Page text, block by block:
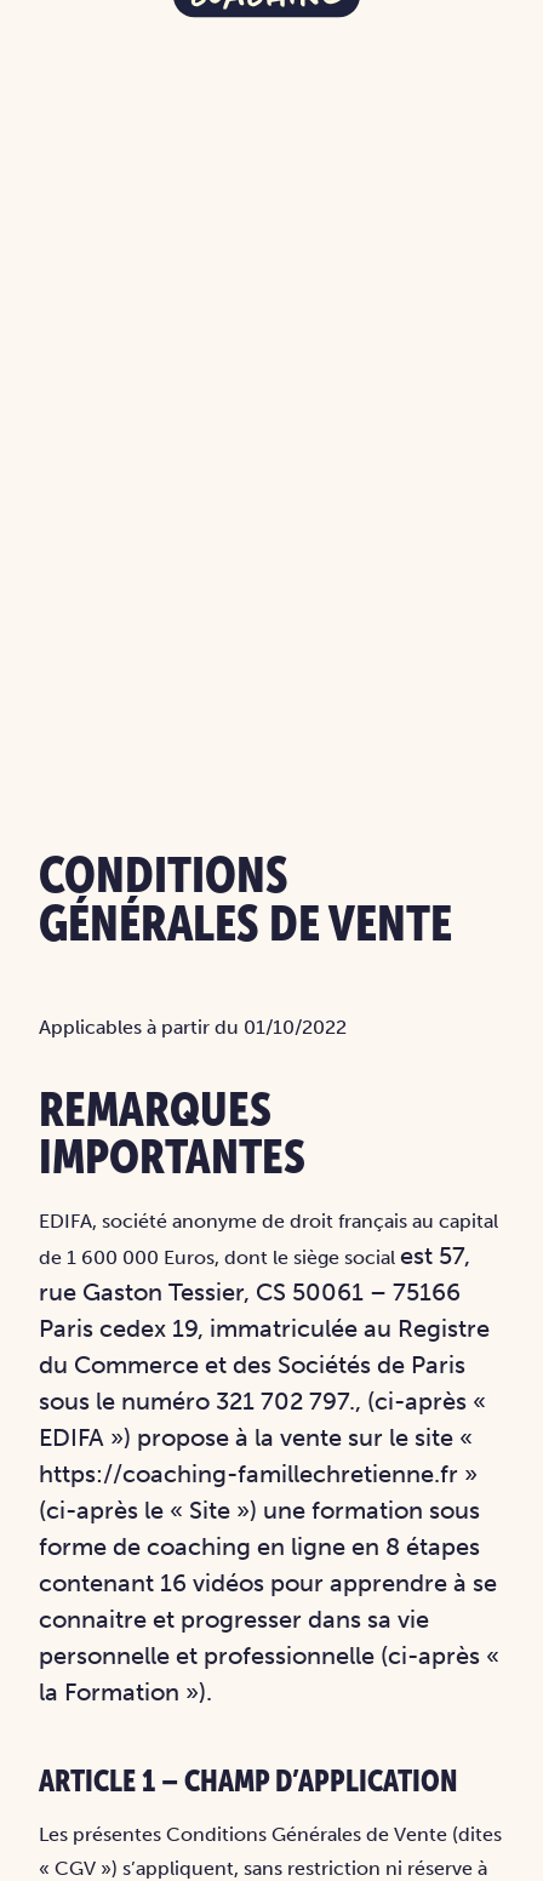
CONDITIONS
GÉNÉRALES DE VENTE
Applicables à partir du 01/10/2022
REMARQUES
IMPORTANTES
EDIFA, société anonyme de droit français au capital
de 1 600 000 Euros, dont le siège socialest 57,
rue Gaston Tessier, CS 50061 – 75166
Paris cedex 19, immatriculée au Registre
du Commerce et des Sociétés de Paris
sous le numéro 321 702 797., (ci-après «
EDIFA ») propose à la vente sur le site «
https://coaching-famillechretienne.fr »
(ci-après le « Site ») uneformation sous
forme de coaching en ligne en 8 étapes
contenant 16 vidéos pour apprendre à se
connaitre et progresser dans sa vie
personnelle et professionnelle (ci-après «
la Formation »).
ARTICLE 1 – CHAMP D’APPLICATION
Les présentes Conditions Générales de Vente (dites
« CGV ») s’appliquent, sans restriction ni réserve à